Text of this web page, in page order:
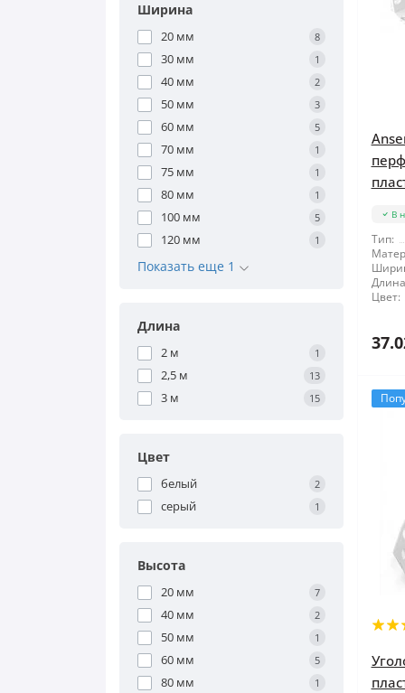
Ширина
20 мм 8
30 мм 1
40 мм 2
50 мм 3
60 мм 5
70 мм 1
75 мм 1
80 мм 1
100 мм 5
120 мм 1
Показать еще 1
Длина
2 м 1
2,5 м 13
3 м 15
Цвет
белый 2
серый 1
Высота
20 мм 7
40 мм 2
50 мм 1
60 мм 5
80 мм 1
В
Тип:
Цвет: